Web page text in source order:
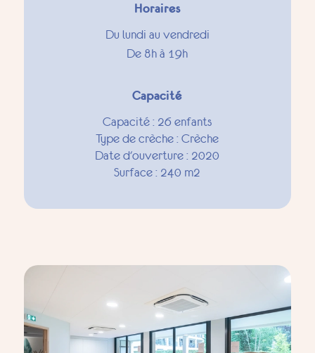
Horaires
Du lundi au vendredi
De 8h à 19h
Capacité
Capacité : 26 enfants
Type de crèche : Crèche
Date d'ouverture : 2020
Surface : 240 m2